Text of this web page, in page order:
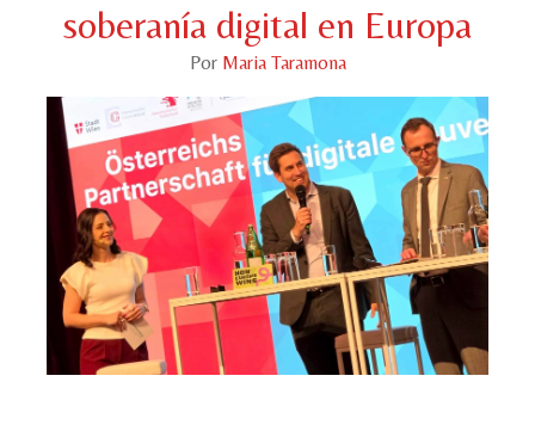
soberanía digital en Europa
Por Maria Taramona